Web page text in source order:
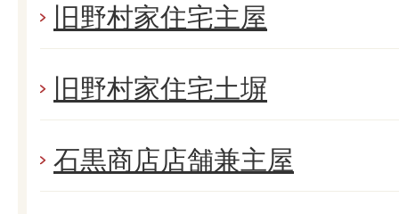
旧野村家住宅主屋
旧野村家住宅土塀
石黒商店店舗兼主屋